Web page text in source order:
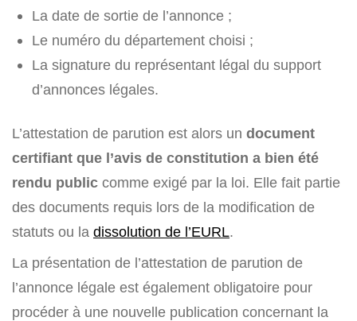
La date de sortie de l’annonce ;
Le numéro du département choisi ;
La signature du représentant légal du support
d’annonces légales.
L’attestation de parution est alors un document
certifiant que l’avis de constitution a bien été
rendu public comme exigé par la loi. Elle fait partie
des documents requis lors de la modification de
statuts ou la dissolution de l’EURL.
La présentation de l’attestation de parution de
l’annonce légale est également obligatoire pour
procéder à une nouvelle publication concernant la